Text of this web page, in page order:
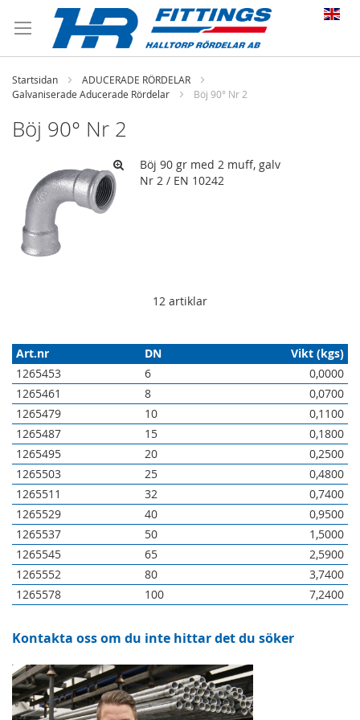
Startsidan
ADUCERADE RÖRDELAR
Galvaniserade Aducerade Rördelar
Böj 90° Nr 2
Böj 90° Nr 2
Böj 90 gr med 2 muff, galv
Nr 2 / EN 10242
12 artiklar
Art.nr DN
Vikt (kgs)
1265453
6
0,0000
1265461
8
0,0700
1265479
10
0,1100
1265487
15
0,1800
1265495
20
0,2500
1265503
25
0,4800
1265511
32
0,7400
1265529
40
0,9500
1265537
50
1,5000
1265545
65
2,5900
1265552
80
3,7400
1265578
100 7,2400
Kontakta oss om du inte hittar det du söker